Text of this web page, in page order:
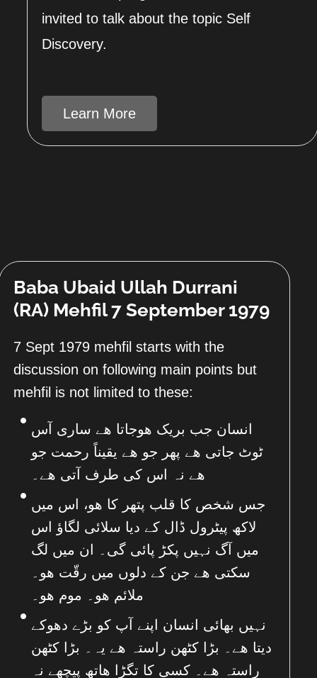
invited to talk about the topic Self
Discovery.
Learn More
Baba Ubaid Ullah Durrani
(RA) Mehfil 7 September 1979
7 Sept 1979 mehfil starts with the
discussion on following main points but
mehfil is not limited to these:
انسان جب بریک ھوجاتا ھے ساری آس
ٹوٹ جاتی ھے پھر جو ھے یقیناً رحمت جو
ھے نہ اس کی طرف آتی ھے۔
جس شخص کا قلب پتھر کا ھو، اس میں
لاکھ پیٹرول ڈال کے دیا سلائی لگاؤ اس
میں آگ نہیں پکڑ پائی گی۔ ان میں لگ
سکتی ھے جن کے دلوں میں رقّت ھو۔
ملائم ھو۔ موم ھو۔
نہیں بھائی انسان اپنے آپ کو بڑے دھوکے
دیتا ھے۔ بڑا کٹھن راستہ ھے یہ۔ بڑا کٹھن
راستہ ھے۔ کسی کا تگڑا ھاتھ پیچھے نہ